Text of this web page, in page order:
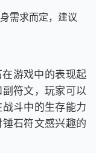
需求而定，建议
游戏中的表现起
符文，玩家可以
斗中的生存能力
石符文感兴趣的